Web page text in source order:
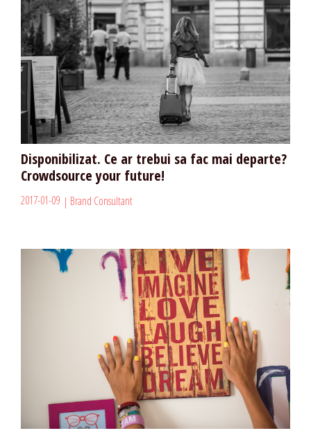
Disponibilizat. Ce ar trebui sa fac mai departe?
Crowdsource your future!
2017-01-09 Brand Consultant